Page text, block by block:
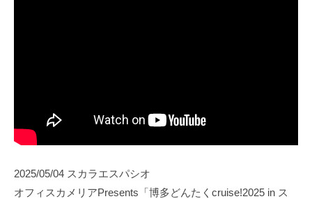
2025/05/04 スカラエスパシオ
オフィスカメリアPresents「博多どんたくcruise!2025 in ス